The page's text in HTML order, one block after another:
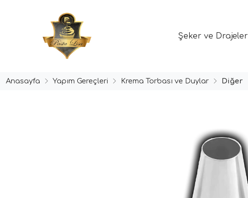
Şeker ve Drajeler
Anasayfa Yapım Gereçleri Krema Torbası ve Duylar Diğer